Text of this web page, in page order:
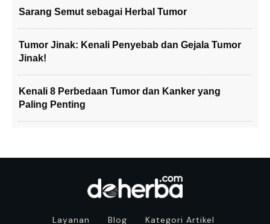
Sarang Semut sebagai Herbal Tumor
Tumor Jinak: Kenali Penyebab dan Gejala Tumor
Jinak!
Kenali 8 Perbedaan Tumor dan Kanker yang
Paling Penting
Layanan Blog Kategori Artikel